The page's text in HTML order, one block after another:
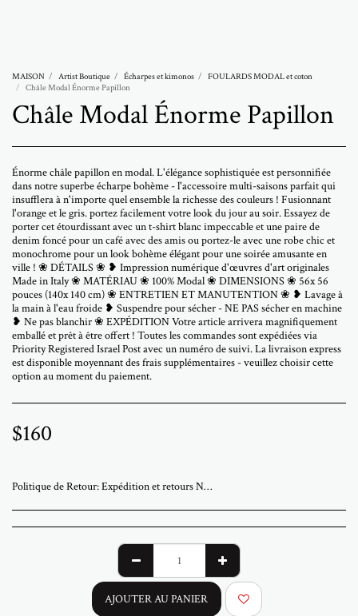
MAISON Artist Boutique Écharpes et kimonos
FOULARDS MODAL et coton
Châle Modal Énorme Papillon
Châle Modal Énorme Papillon
Énorme châle papillon en modal. L'élégance sophistiquée est personnifiée
dans notre superbe écharpe bohème - l'accessoire multi-saisons parfait qui
insufflera à n'importe quel ensemble la richesse des couleurs ! Fusionnant
l'orange et le gris. portez facilement votre look du jour au soir. Essayez de
porter cet étourdissant avec un t-shirt blanc impeccable et une paire de
denim foncé pour un café avec des amis ou portez-le avec une robe chic et
monochrome pour un look bohème élégant pour une soirée amusante en
ville ! ❀ DÉTAILS ❀ ❥ Impression numérique d'œuvres d'art originales
Made in Italy ❀ MATÉRIAU ❀ 100% Modal ❀ DIMENSIONS ❀ 56x 56
pouces (140x 140 cm) ❀ ENTRETIEN ET MANUTENTION ❀ ❥ Lavage à
la main à l'eau froide ❥ Suspendre pour sécher - NE PAS sécher en machine
❥ Ne pas blanchir ❀ EXPÉDITION Votre article arrivera magnifiquement
emballé et prêt à être offert ! Toutes les commandes sont expédiées via
Priority Registered Israel Post avec un numéro de suivi. La livraison express
est disponible moyennant des frais supplémentaires - veuillez choisir cette
option au moment du paiement.
$160
Politique de Retour:Expédition et retours Nous expédions dans le monde entier depuis la galerie ABStudio en Israël. Les commandes sont traitées sous 3 à 7 jours ouvrables. Un numéro de suivi vous sera envoyé dès l'expédition de votre commande. Les œuvres originales sont emballées avec soin et expédiées assurées. Le retrait sur place à la galerie est possible sur rendez-vous. Les prix pour les clients en Israël incluent la TVA. Pour les commandes internationales, des droits d'importation ou des taxes locales peuvent s'appliquer à la livraison. Ces frais sont à la charge de l'acheteur. Les retours sont acceptés dans les 14 jours suivant la livraison. L'œuvre doit être retournée dans son état et son emballage d'origine. Les frais de retour et d'assurance sont à la charge de l'acheteur. Si votre œuvre arrive endommagée, veuillez nous contacter dans les 48 heures. Pour toute question ou assistance, veuillez nous contacter par e-mail à l'adresse abramovichp@gmail.com.
AJOUTER AU PANIER